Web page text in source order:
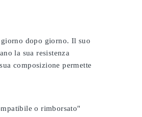
dopo giorno. Il suo
la sua resistenza
composizione permette
o rimborsato"